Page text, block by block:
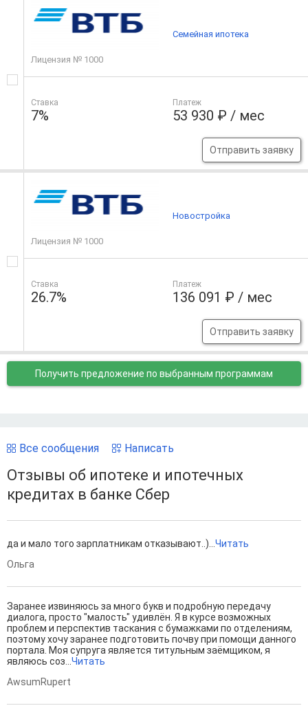
Лицензия № 1000
Ставка
7%
Платеж
53 930 ₽ / мес
Отправить заявку
Семейная ипотека
Лицензия № 1000
Ставка
26.7%
Платеж
136 091 ₽ / мес
Отправить заявку
Новостройка
Получить предложение по выбранным программам
Все сообщения Написать
Отзывы об ипотеке и ипотечных
кредитах в банке Сбер
да и мало того зарплатникам отказывают..)...Читать
Ольга
Заранее извиняюсь за много букв и подробную передачу
диалога, просто "малость" удивлён. Я в курсе возможных
проблем и перспектив таскания с бумажками по отделениям,
поэтому хочу заранее подготовить почву при помощи данного
портала. Моя супруга является титульным заёмщиком, я
являюсь соз...Читать
AwsumRupert